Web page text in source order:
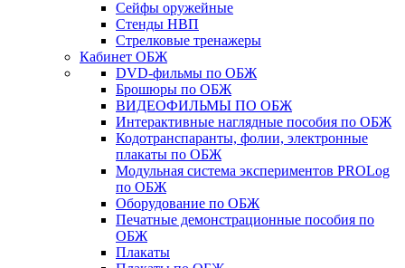
Сейфы оружейные
Стенды НВП
Стрелковые тренажеры
Кабинет ОБЖ
DVD-фильмы по ОБЖ
Брошюры по ОБЖ
ВИДЕОФИЛЬМЫ ПО ОБЖ
Интерактивные наглядные пособия по ОБЖ
Кодотранспаранты, фолии, электронные
плакаты по ОБЖ
Модульная система экспериментов PROLog
по ОБЖ
Оборудование по ОБЖ
Печатные демонстрационные пособия по
ОБЖ
Плакаты